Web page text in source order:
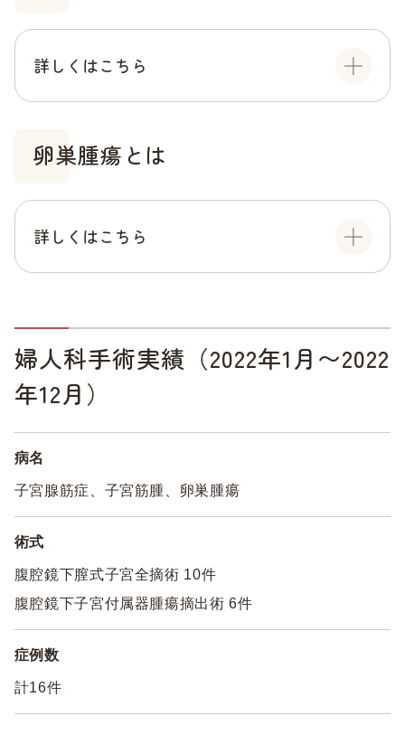
詳しくはこちら
卵巣腫瘍とは
詳しくはこちら
婦人科手術実績（2022年1月〜2022
年12月）
病名
子宮腺筋症、子宮筋腫、卵巣腫瘍
術式
腹腔鏡下膣式子宮全摘術 10件
腹腔鏡下子宮付属器腫瘍摘出術 6件
症例数
計16件